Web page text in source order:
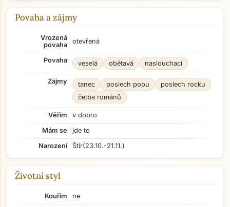
Povaha a zájmy
Vrozená
povaha
otevřená
Povaha veselá obětavá naslouchací
Zájmy tanec poslech popu
poslech rocku
četba románů
Věřím
v dobro
Mám se
jde to
Narození
Štír(23.10.-21.11.)
Životní styl
Kouřím
ne